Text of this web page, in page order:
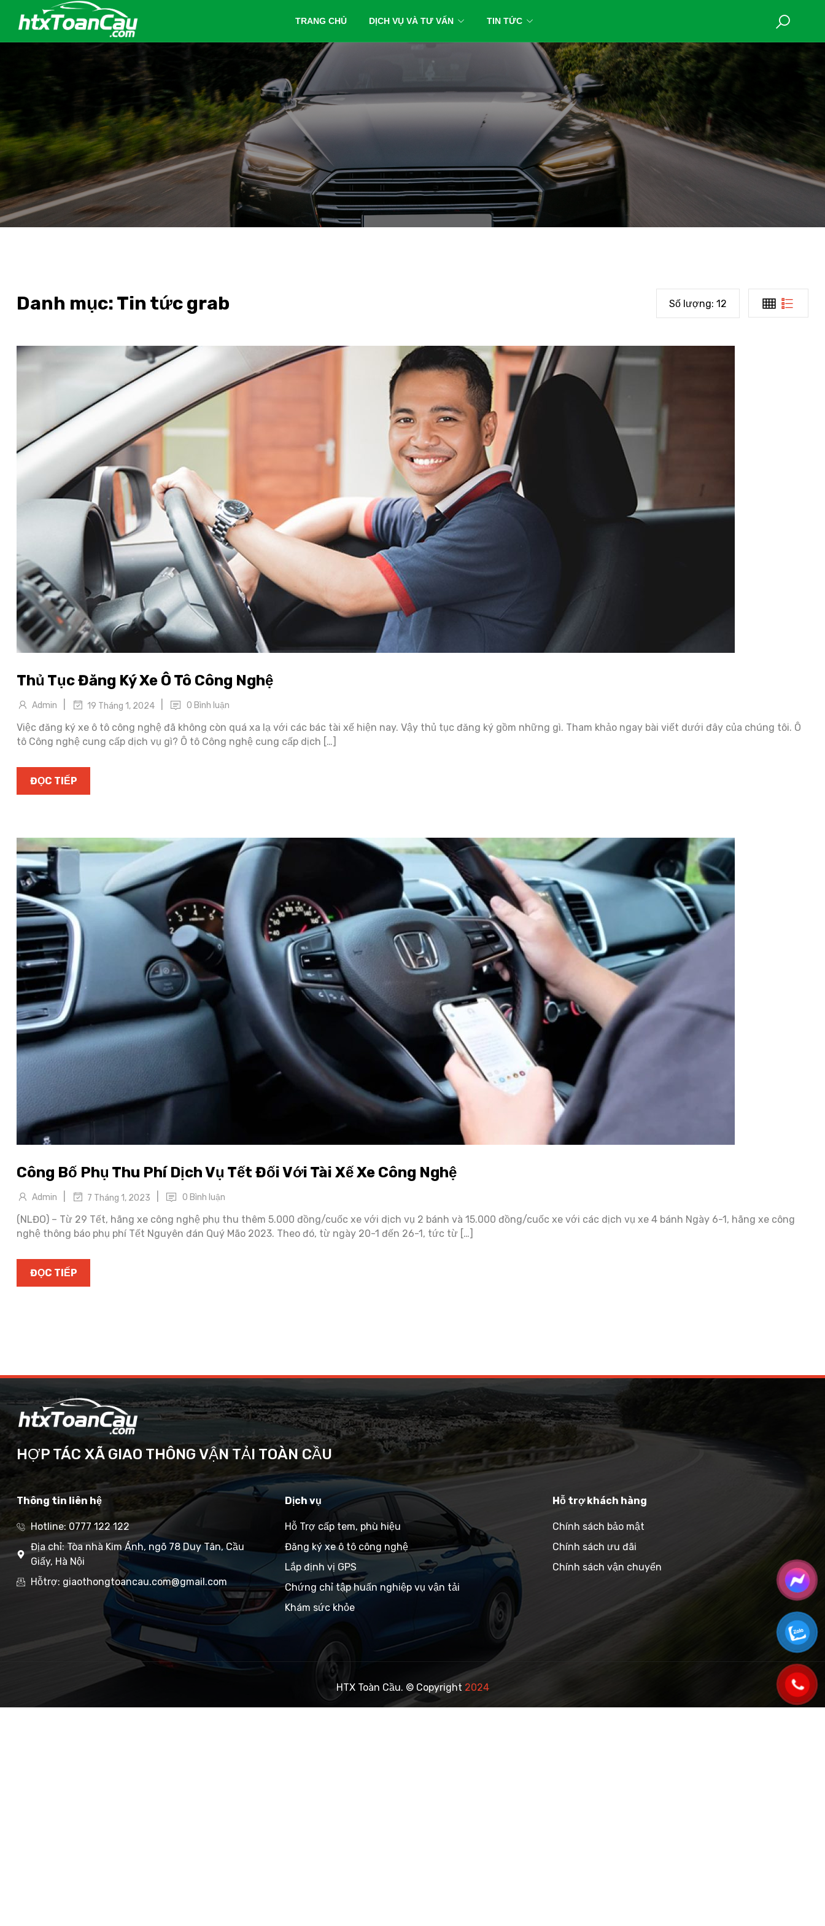
TRANG CHỦ DỊCH VỤ VÀ TƯ VẤN TIN TỨC
Danh mục:Tin tức grab Số lượng: 12
Thủ Tục Đăng Ký Xe Ô Tô Công Nghệ
Admin 19 Tháng 1, 2024 0 Bình luận
Việc đăng ký xe ô tô công nghệ đã không còn quá xa lạ với các bác tài xế hiện nay. Vậy thủ tục đăng ký gồm những gì. Tham khảo ngay bài viết dưới đây của chúng tôi. Ô
tô Công nghệ cung cấp dịch vụ gì? Ô tô Công nghệ cung cấp dịch […]
ĐỌC TIẾP
Công Bố Phụ Thu Phí Dịch Vụ Tết Đối Với Tài Xế Xe Công Nghệ
Admin 7 Tháng 1, 2023 0 Bình luận
(NLĐO) – Từ 29 Tết, hãng xe công nghệ phụ thu thêm 5.000 đồng/cuốc xe với dịch vụ 2 bánh và 15.000 đồng/cuốc xe với các dịch vụ xe 4 bánh Ngày 6-1, hãng xe công
nghệ thông báo phụ phí Tết Nguyên đán Quý Mão 2023. Theo đó, từ ngày 20-1 đến 26-1, tức từ […]
ĐỌC TIẾP
HỢP TÁC XÃ GIAO THÔNG VẬN TẢI TOÀN CẦU
Thông tin liên hệ
Hotline: 0777 122 122
Địa chỉ: Tòa nhà Kim Ánh, ngõ 78 Duy Tân, Cầu
Giấy, Hà Nội
Hỗtrợ: giaothongtoancau.com@gmail.com
Dịch vụ
Hỗ Trợ cấp tem, phù hiệu
Đăng ký xe ô tô công nghệ
Lắp định vị GPS
Chứng chỉ tập huấn nghiệp vụ vận tải
Khám sức khỏe
Hỗ trợ khách hàng
Chính sách bảo mật
Chính sách ưu đãi
Chính sách vận chuyển
HTX Toàn Cầu. © Copyright 2024